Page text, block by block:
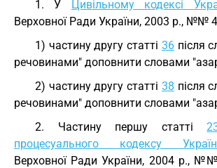
1. У Цивільному кодексі
Верховної Ради України, 2003 р., №№
1) частину другу статті 36після
речовинами" доповнити словами
2) частину другу статті 38 після
речовинами" доповнити словами
2. Частину першу статті
процесуального кодексу
Верховної Ради України, 2004 р.,